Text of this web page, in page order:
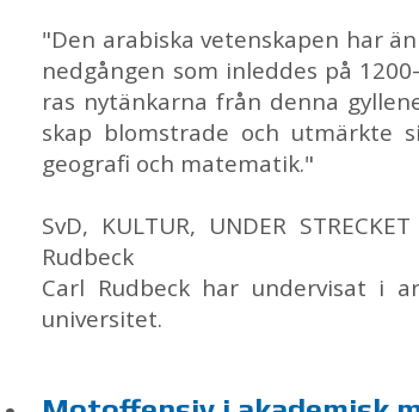
"Den ara­bis­ka ve­ten­ska­pen har
ned­gång­en som in­led­des på
ras nytän­kar­na från den­na
skap blomst­ra­de och ut­märk­te
geo­gra­fi och ma­te­ma­tik."
SvD, KUL­TUR, UN­DER
Rud­beck
Carl Rud­beck har un­der­vi­sat i
uni­ver­si­tet.